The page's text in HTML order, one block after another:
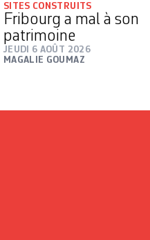
SITES CONSTRUITS
Fribourg a mal à son
patrimoine
JEUDI 6 AOÛT 2026
MAGALIE GOUMAZ